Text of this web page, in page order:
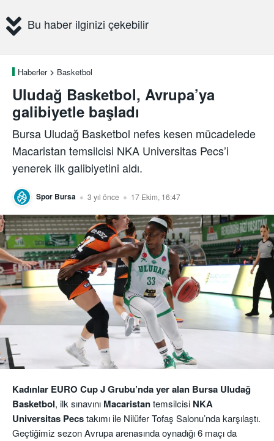
Bu haber ilginizi çekebilir
Haberler Basketbol
Uludağ Basketbol, Avrupa’ya
galibiyetle başladı
Bursa Uludağ Basketbol nefes kesen mücadelede
Macaristan temsilcisi NKA Universitas Pecs’i
yenerek ilk galibiyetini aldı.
Spor Bursa 3 yıl önce 17 Ekim, 16:47
Kadınlar EURO Cup J Grubu’nda yer alan Bursa Uludağ
Basketbol, ilk sınavını Macaristantemsilcisi NKA
Universitas Pecstakımı ile Nilüfer Tofaş Salonu’nda karşılaştı.
Geçtiğimiz sezon Avrupa arenasında oynadığı 6 maçı da